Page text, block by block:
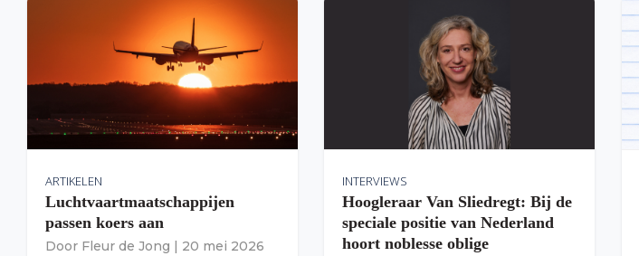
ARTIKELEN
Luchtvaartmaatschappijen
passen koers aan
Door Fleur de Jong | 20 mei 2026
INTERVIEWS
Hoogleraar Van Sliedregt: Bij de
speciale positie van Nederland
hoort noblesse oblige